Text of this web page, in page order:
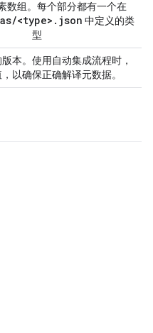
数组。每个部分都有一个在
/<type> . json 中定义的类
型
本。使用自动集成流程时，
以确保正确解译元数据。